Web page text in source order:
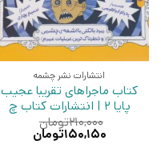
انتشارات نشر چشمه
کتاب ماجراهای تقریبا عجیب
پایا 2 | انتشارات کتاب چ
۲۱۰,۰۰۰تومان
قیمت
۱۵۰,۱۵۰تومان